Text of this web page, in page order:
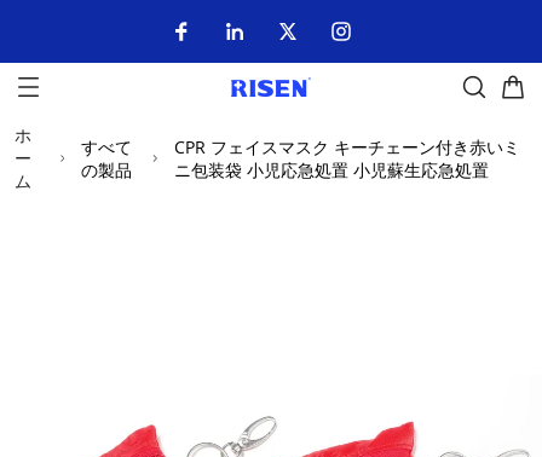
ホ
ー
ム
すべて
の製品
CPR フェイスマスク キーチェーン付き赤いミ
ニ包装袋 小児応急処置 小児蘇生応急処置